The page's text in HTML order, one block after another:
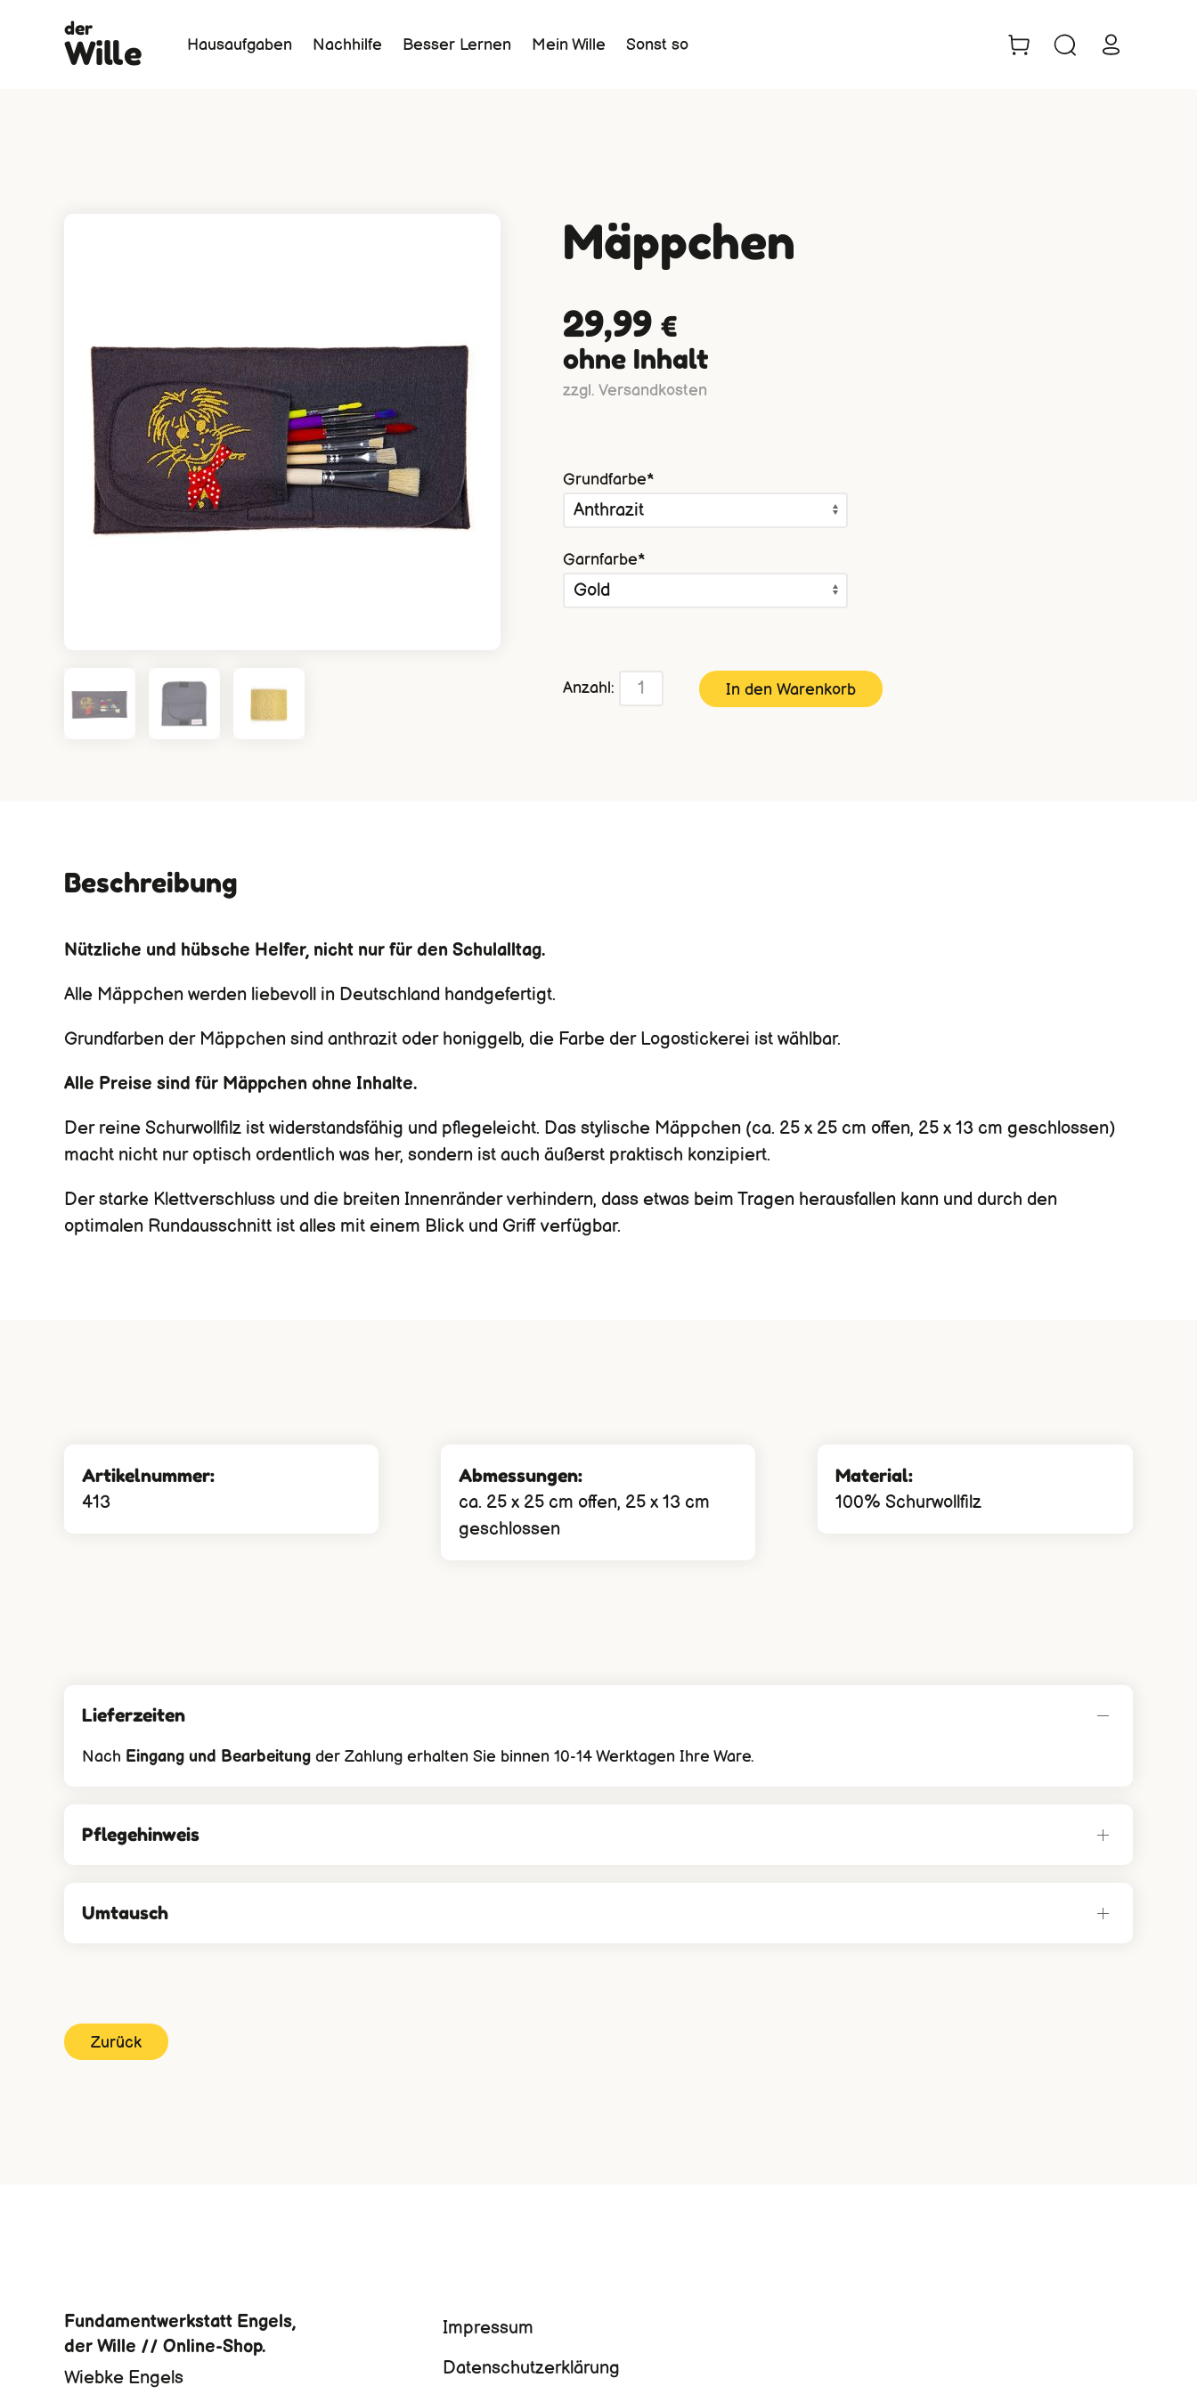
der
Wille Hausaufgaben Nachhilfe Besser Lernen Mein Wille Sonst so
Mäppchen
29,99 €
ohne Inhalt
zzgl. Versandkosten
Pflichtfeld
Grundfarbe*
Pflichtfeld
Garnfarbe*
Anzahl:
Beschreibung
Nützliche und hübsche Helfer, nicht nur für den Schulalltag.
Alle Mäppchen werden liebevoll in Deutschland handgefertigt.
Grundfarben der Mäppchen sind anthrazit oder honiggelb, die Farbe der Logostickerei ist wählbar.
Alle Preise sind für Mäppchen ohne Inhalte.
Der reine Schurwollfilz ist widerstandsfähig und pflegeleicht. Das stylische Mäppchen (ca. 25 x 25 cm offen, 25 x 13 cm geschlossen)
macht nicht nur optisch ordentlich was her, sondern ist auch äußerst praktisch konzipiert.
Der starke Klettverschluss und die breiten Innenränder verhindern, dass etwas beim Tragen herausfallen kann und durch den
optimalen Rundausschnitt ist alles mit einem Blick und Griff verfügbar.
Artikelnummer:
413
Abmessungen:
ca. 25 x 25 cm offen, 25 x 13 cm
geschlossen
Material:
100% Schurwollfilz
Lieferzeiten
Nach Eingang und Bearbeitung der Zahlung erhalten Sie binnen 10-14 Werktagen Ihre Ware.
Pflegehinweis
Umtausch
Zurück
Fundamentwerkstatt Engels,
der Wille // Online-Shop.
Wiebke Engels
Navigation
Impressum
Datenschutzerklärung